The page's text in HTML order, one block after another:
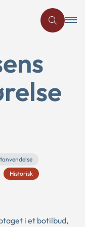
Historisk
i et botilbud,